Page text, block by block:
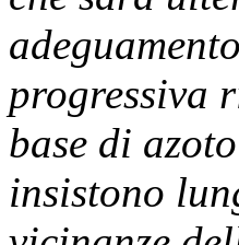
progressiva
base di
insistono